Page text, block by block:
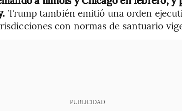
Trump también emitió una orden
con normas de santuario
PUBLICIDAD